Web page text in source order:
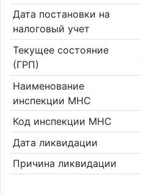
Дата постановки на
налоговый учет
Текущее состояние
(ГРП)
Наименование
инспекции МНС
Код инспекции МНС
Дата ликвидации
Причина ликвидации